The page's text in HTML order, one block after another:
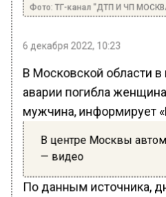
Фото: ТГ-канал "ДТП И ЧП
6 декабря 2022, 10:23
В Московской области
аварии погибла
мужчина, информирует
В центре Москвы
— видео
По данным источника,